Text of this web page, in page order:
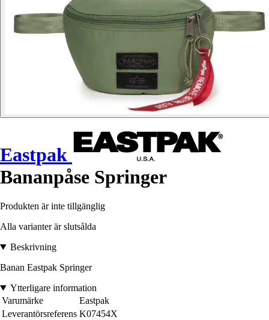
Eastpak
Bananpåse Springer
Produkten är inte tillgänglig
Alla varianter är slutsålda
Beskrivning
Banan Eastpak Springer
Ytterligare information
Varumärke
Eastpak
Leverantörsreferens K07454X